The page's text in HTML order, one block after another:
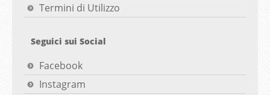
Termini di Utilizzo
Seguici sui Social
Facebook
Instagram